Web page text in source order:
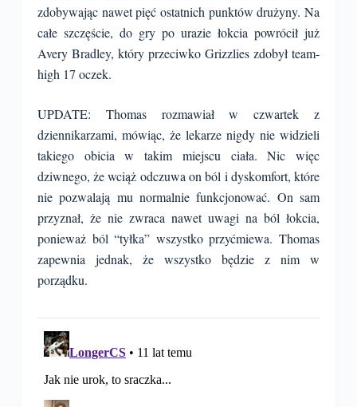
zdobywając nawet pięć ostatnich punktów drużyny. Na
całe szczęście, do gry po urazie łokcia powrócił już
Avery Bradley, który przeciwko Grizzlies zdobył team-
high 17 oczek.
UPDATE: Thomas rozmawiał w czwartek z
dziennikarzami, mówiąc, że lekarze nigdy nie widzieli
takiego obicia w takim miejscu ciała. Nic więc
dziwnego, że wciąż odczuwa on ból i dyskomfort, które
nie pozwalają mu normalnie funkcjonować. On sam
przyznał, że nie zwraca nawet uwagi na ból łokcia,
ponieważ ból “tyłka” wszystko przyćmiewa. Thomas
zapewnia jednak, że wszystko będzie z nim w
porządku.